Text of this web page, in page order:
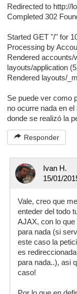
Redirected to http://
Completed 302
Started GET "/" for
Processing by
Rendered
layouts/application
Rendered layouts/
Se puede ver como
no ocurre nada en
donde se realizó la
Responder
Ivan H.
15/01/
Vale, creo que
enteder del todo
AJAX, con lo
para nada (si
este caso la
es
para nada..), asi
caso!